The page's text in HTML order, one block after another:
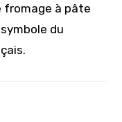
fromage à pâte
du